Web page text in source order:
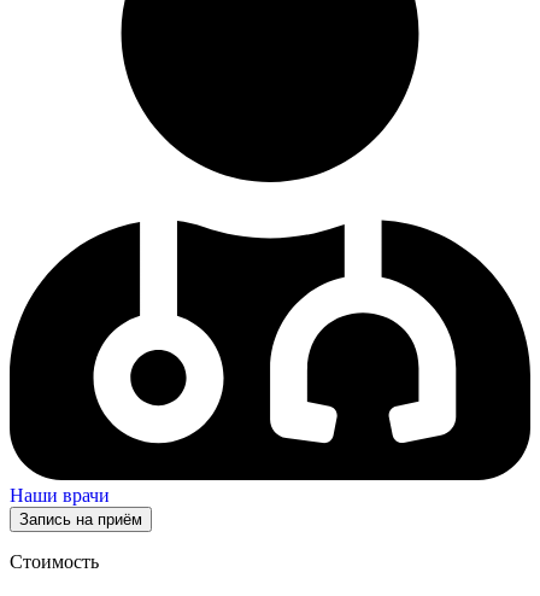
Наши врачи
Запись на приём
Стоимость